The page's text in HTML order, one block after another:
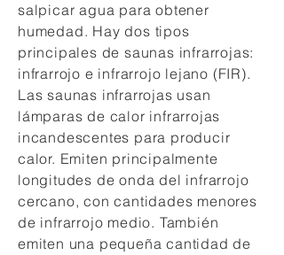
salpicar agua para obtener
humedad. Hay dos tipos
principales de saunas infrarrojas:
infrarrojo e infrarrojo lejano (FIR).
Las saunas infrarrojas usan
lámparas de calor infrarrojas
incandescentes para producir
calor. Emiten principalmente
longitudes de onda del infrarrojo
cercano, con cantidades menores
de infrarrojo medio. También
emiten una pequeña cantidad de